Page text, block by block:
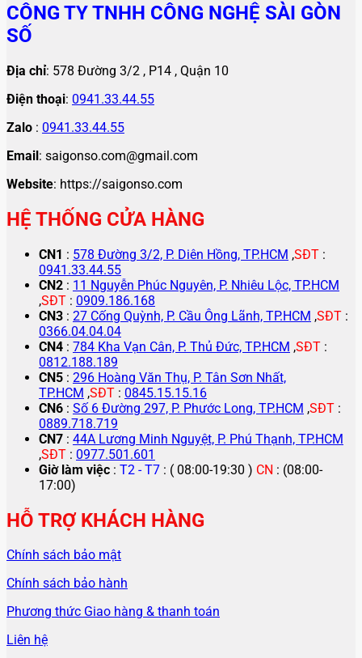
CÔNG TY TNHH CÔNG NGHỆ SÀI GÒN
SỐ
Địa chỉ: 578 Đường 3/2 , P14 , Quận 10
Điện thoại: 0941.33.44.55
Zalo : 0941.33.44.55
Email: saigonso.com@gmail.com
Website: https://saigonso.com
HỆ THỐNG CỬA HÀNG
CN1 : 578 Đường 3/2, P. Diên Hồng, TP.HCM ,SĐT :
0941.33.44.55
CN2 : 11 Nguyễn Phúc Nguyên, P. Nhiêu Lộc, TP.HCM
,SĐT : 0909.186.168
CN3 : 27 Cống Quỳnh, P. Cầu Ông Lãnh, TP.HCM ,SĐT :
0366.04.04.04
CN4 : 784 Kha Vạn Cân, P. Thủ Đức, TP.HCM ,SĐT :
0812.188.189
CN5 : 296 Hoàng Văn Thụ, P. Tân Sơn Nhất,
TP.HCM ,SĐT : 0845.15.15.16
CN6 : Số 6 Đường 297, P. Phước Long, TP.HCM ,SĐT :
0889.718.719
CN7 : 44A Lương Minh Nguyệt, P. Phú Thạnh, TP.HCM
,SĐT : 0977.501.601
Giờ làm việc : T2 - T7 : ( 08:00-19:30 ) CN : (08:00-
17:00)
HỖ TRỢ KHÁCH HÀNG
Chính sách bảo mật
Chính sách bảo hành
Phương thức Giao hàng & thanh toán
Liên hệ